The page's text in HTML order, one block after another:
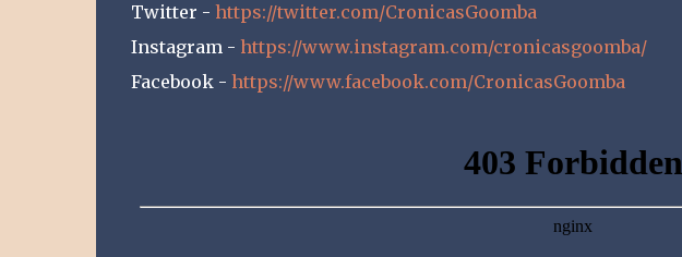
Twitter - https://twitter.com/CronicasGoomba
Instagram - https://www.instagram.com/cronicasgoomba/
Facebook - https://www.facebook.com/CronicasGoomba